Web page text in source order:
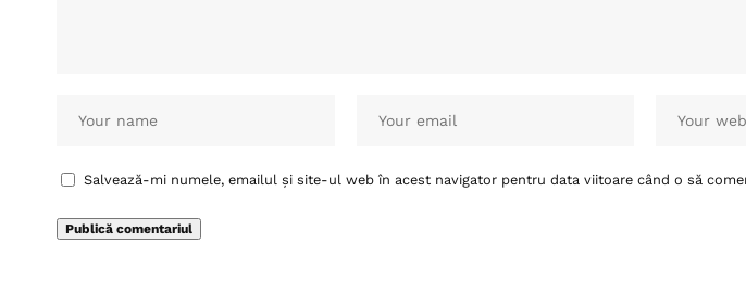
Salvează-mi numele, emailul și site-ul web în acest navigator pentru data viitoare când o să